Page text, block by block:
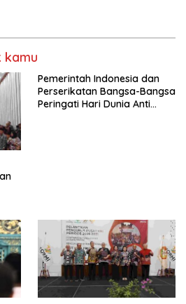
kamu
&
Pemerintah Indonesia dan
Perserikatan Bangsa-Bangsa
Peringati Hari Dunia Anti